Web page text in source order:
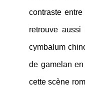
contraste
retrouve aussi
cymbalum
de gamelan
cette scène